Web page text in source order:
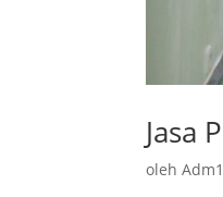
Jasa
oleh